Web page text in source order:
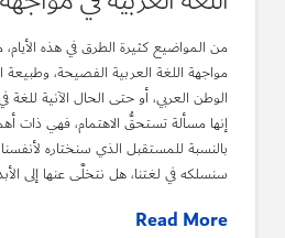
من المواضيع كثيرة الطرق في هذه
مواجهة اللغة العربية الفصيحة، وطبيعة
الوطن العربي، أو حتى الحال الآنية للغة
إنها مسألة تستحقُّ الاهتمام، فهي ذات
بالنسبة للمستقبل الذي سنختاره
سنسلكه في لغتنا، هل نتخلَّى عنها إلى
Read More